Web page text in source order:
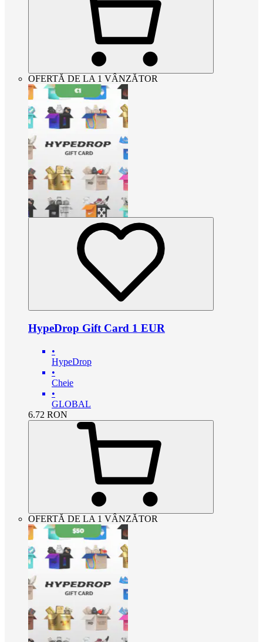
OFERTĂ DE LA 1 VÂNZĂTOR
HypeDrop Gift Card 1 EUR
•
HypeDrop
•
Cheie
•
GLOBAL
6.72 RON
OFERTĂ DE LA 1 VÂNZĂTOR